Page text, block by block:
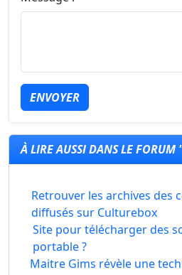
ENVOYER
À LIRE AUSSI DANS LE
Retrouver les archives des
diffusés sur Culturebox
Site pour télécharger des
portable ?
Maitre Gims révèle une